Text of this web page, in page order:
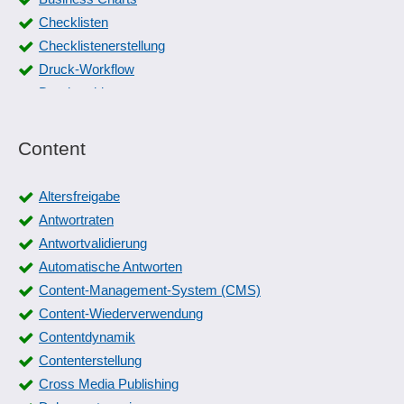
Checklisten
Checklistenerstellung
Druck-Workflow
Druckarchiv
Content
Altersfreigabe
Antwortraten
Antwortvalidierung
Automatische Antworten
Content-Management-System (CMS)
Content-Wiederverwendung
Contentdynamik
Contenterstellung
Cross Media Publishing